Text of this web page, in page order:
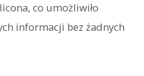
co umożliwiło
informacji bez żadnych